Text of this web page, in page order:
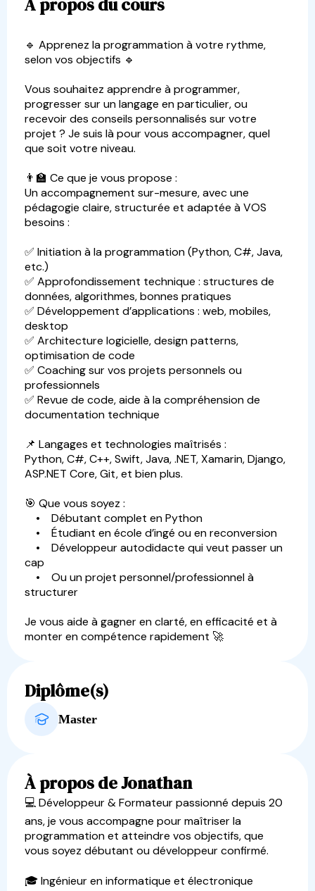
🔹 Apprenez la programmation à votre rythme,
selon vos objectifs 🔹
Vous souhaitez apprendre à programmer,
progresser sur un langage en particulier, ou
recevoir des conseils personnalisés sur votre
projet ? Je suis là pour vous accompagner, quel
que soit votre niveau.
👨‍🏫 Ce que je vous propose :
Un accompagnement sur-mesure, avec une
pédagogie claire, structurée et adaptée à VOS
besoins :
✅ Initiation à la programmation (Python, C#, Java,
etc.)
✅ Approfondissement technique : structures de
données, algorithmes, bonnes pratiques
✅ Développement d’applications : web, mobiles,
desktop
✅ Architecture logicielle, design patterns,
optimisation de code
✅ Coaching sur vos projets personnels ou
professionnels
✅ Revue de code, aide à la compréhension de
documentation technique
📌 Langages et technologies maîtrisés :
Python, C#, C++, Swift, Java, .NET, Xamarin, Django,
ASP.NET Core, Git, et bien plus.
🎯 Que vous soyez :
• Débutant complet en Python
• Étudiant en école d’ingé ou en reconversion
• Développeur autodidacte qui veut passer un
cap
• Ou un projet personnel/professionnel à
structurer
Je vous aide à gagner en clarté, en efficacité et à
monter en compétence rapidement 🚀
Diplôme(s)
Master
À propos de Jonathan
💻 Développeur & Formateur passionné depuis 20
ans, je vous accompagne pour maîtriser la
programmation et atteindre vos objectifs, que
vous soyez débutant ou développeur confirmé.
🎓 Ingénieur en informatique et électronique